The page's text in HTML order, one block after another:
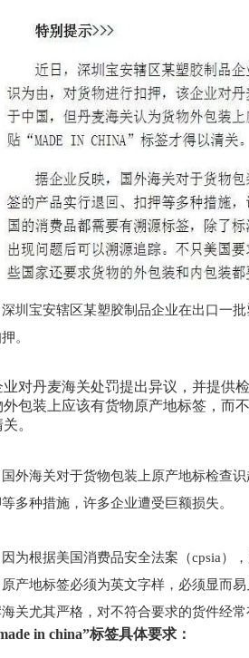
深圳宝安辖区某塑胶制品企业在出口一
。
业对丹麦海关处罚提出异议，并提供
外包装上应该有货物原产地标签，而
。
国外海关对于货物包装上原产地标检查
多种措施，许多企业遭受巨额损失。
因为根据美国消费品安全法案（cpsia）
原产地标签必须为英文字样，必须显而
关尤其严格，对不符合要求的货件经
in china”标签具体要求：